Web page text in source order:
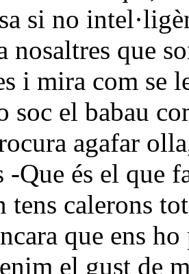
si no
nosaltres que
i mira com se
soc el babau
agafar
-Que és el que
tens calerons
que ens
el gust de